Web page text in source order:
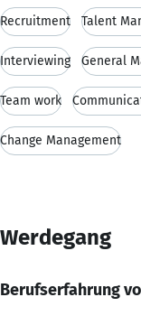
Recruitment Talent
Interviewing General
Team work
Change Management
Werdegang
Berufserfahrung